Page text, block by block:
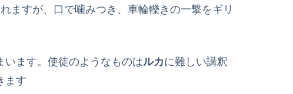
ますが、口で噛みつき、車輪轢きの一撃をギリ
います。使徒のようなものはルカに難しい講釈
ます